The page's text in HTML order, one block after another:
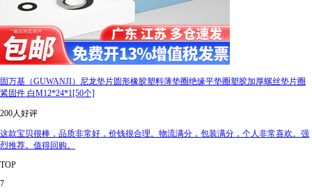
固万基（GUWANJI）尼龙垫片圆形橡胶塑料薄垫圈绝缘平垫圈塑胶加厚螺丝垫片圈
紧固件 白M12*24*1[50个]
200人好评
这款宝贝很棒，品质非常好，价钱很合理。物流满分，包装满分，个人非常喜欢。强
烈推荐。值得回购。
TOP
7